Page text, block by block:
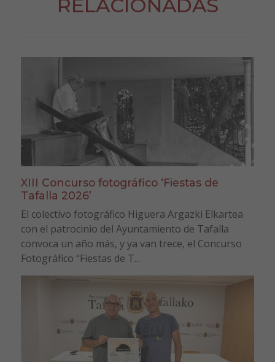
RELACIONADAS
XIII Concurso fotográfico ‘Fiestas de
Tafalla 2026’
El colectivo fotográfico Higuera Argazki Elkartea
con el patrocinio del Ayuntamiento de Tafalla
convoca un año más, y ya van trece, el Concurso
Fotográfico “Fiestas de T...